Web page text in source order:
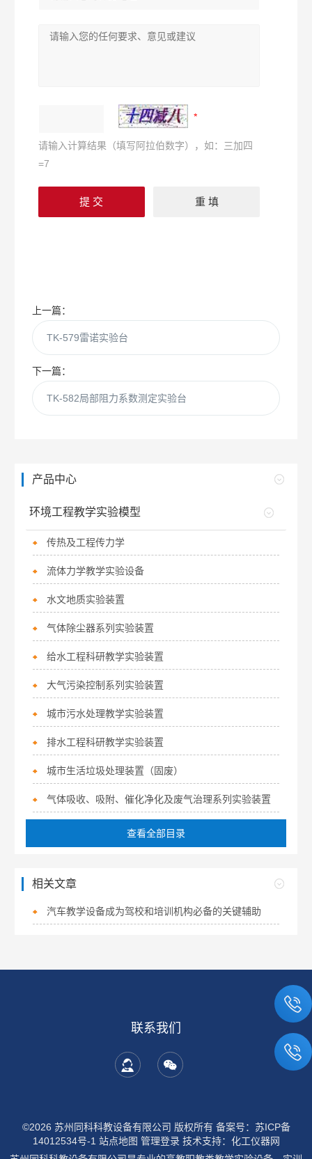
请输入计算结果（填写阿拉伯数字），如：三加四
=7
上一篇：
TK-579雷诺实验台
下一篇：
TK-582局部阻力系数测定实验台
产品中心
环境工程教学实验模型
传热及工程传力学
流体力学教学实验设备
水文地质实验装置
气体除尘器系列实验装置
给水工程科研教学实验装置
大气污染控制系列实验装置
城市污水处理教学实验装置
排水工程科研教学实验装置
城市生活垃圾处理装置（固废）
气体吸收、吸附、催化净化及废气治理系列实验装置
查看全部目录
相关文章
汽车教学设备成为驾校和培训机构必备的关键辅助
联系我们
©2026 苏州同科科教设备有限公司 版权所有 备案号：苏ICP备
14012534号-1 站点地图 管理登录技术支持： 化工仪器网